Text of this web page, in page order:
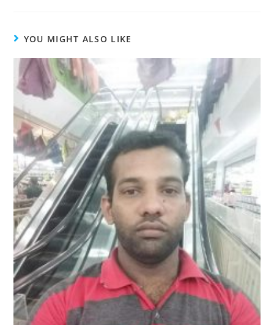
YOU MIGHT ALSO LIKE